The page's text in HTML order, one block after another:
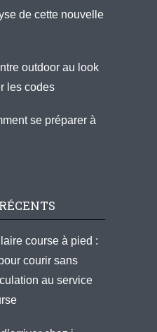
de cette nouvelle
outdoor au look
les codes
se préparer à
course à pied :
courir sans
au service